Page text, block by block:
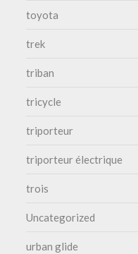
toyota
trek
triban
tricycle
triporteur
triporteur électrique
trois
Uncategorized
urban glide